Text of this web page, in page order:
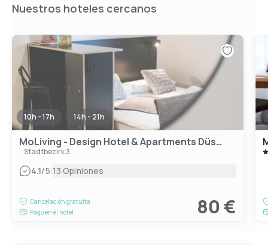
Nuestros hoteles cercanos
10h - 17h 14h - 21h
MoLiving - Design Hotel & Apartments Düsseldorf-Neuss
Stadtbezirk 3
4.1/5|13 Opiniones
Cancelación gratuita
Pago en el hotel
80 €